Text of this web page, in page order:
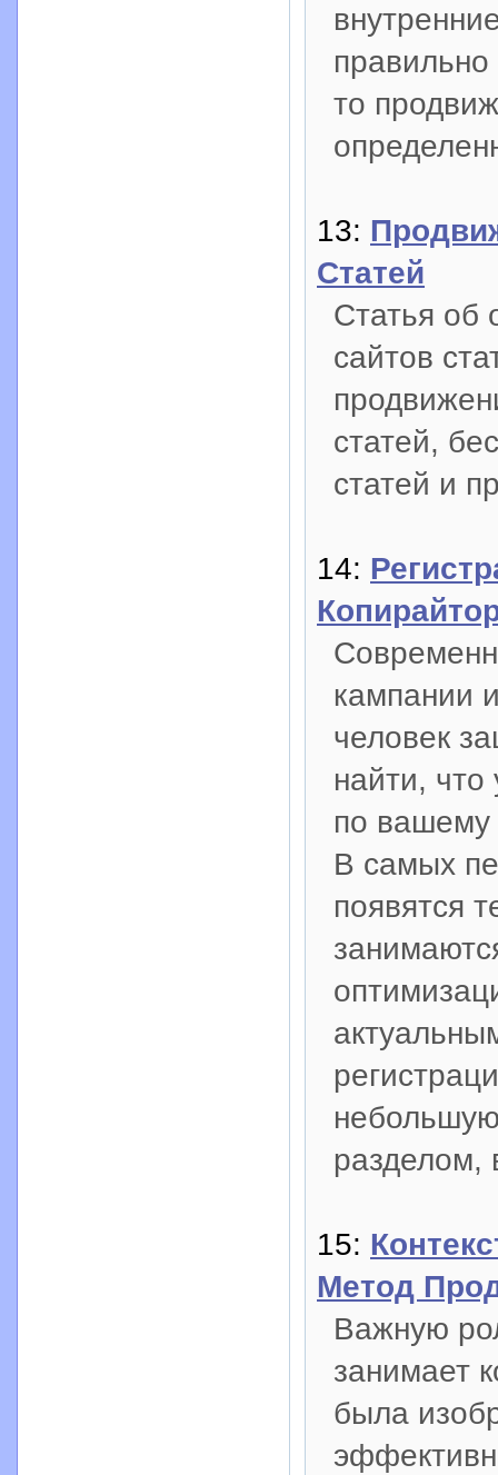
то
13:
Статей
Статья об
сайтов
статей,
статей и
14:
кампании
человек
найти, что
по вашему
В самых
появятся
разделом,
15:
Метод
Важную
занимает
была